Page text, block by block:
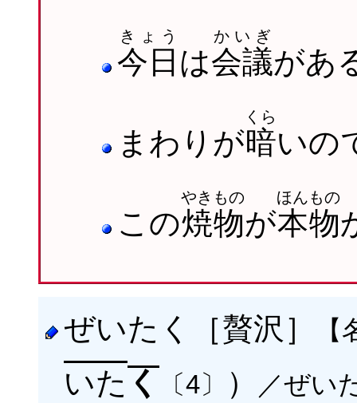
今日
きょう
は会議
かいぎ
があ
まわりが暗
くら
いの
この焼物
やきもの
が本物
ほんもの
ぜいたく［贅沢］
いた く 〔4〕 ） ／ぜい